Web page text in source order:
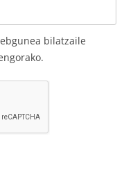
bilatzaile